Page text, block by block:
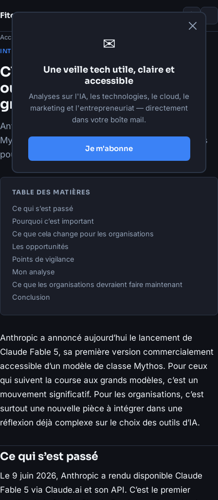
Fito DamourNotes
Accueil
INTELLIGENCE ARTIFICIELLE
Claude Fable 5 : Anthropic
ouvre sa classe Mythos au
grand public
Anthropic lance Claude Fable 5, premier modèle
Mythos accessible au public. Lecture des impacts
pour les organisations et les développeurs.
TABLE DES MATIÈRES
Ce qui s’est passé
Pourquoi c’est important
Ce que cela change pour les organisations
Les opportunités
Points de vigilance
Mon analyse
Ce que les organisations devraient faire maintenant
Conclusion
Anthropic a annoncé aujourd’hui le lancement de
Claude Fable 5, sa première version commercialement
accessible d’un modèle de classe Mythos. Pour ceux
qui suivent la course aux grands modèles, c’est un
mouvement significatif. Pour les organisations, c’est
surtout une nouvelle pièce à intégrer dans une
réflexion déjà complexe sur le choix des outils d’IA.
Ce qui s’est passé
Le 9 juin 2026, Anthropic a rendu disponible Claude
Fable 5 via Claude.ai et son API. C’est le premier
✉
Une veille tech utile, claire et
accessible
Analyses sur l'IA, les technologies, le cloud, le
marketing et l'entrepreneuriat — directement
dans votre boîte mail.
Je m'abonne